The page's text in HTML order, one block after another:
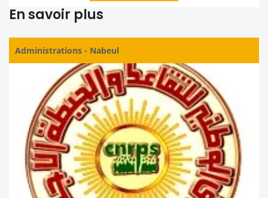
En savoir plus
Administrations - Nabeul